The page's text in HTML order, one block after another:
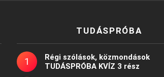
TUDÁSPRÓBA
Régi szólások, közmondások
TUDÁSPRÓBA KVÍZ 3 rész